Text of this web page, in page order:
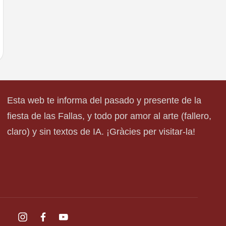
Esta web te informa del pasado y presente de la
fiesta de las Fallas, y todo por amor al arte (fallero,
claro) y sin textos de IA. ¡Gràcies per visitar-la!
instagram.com
facebook.com
youtube.com